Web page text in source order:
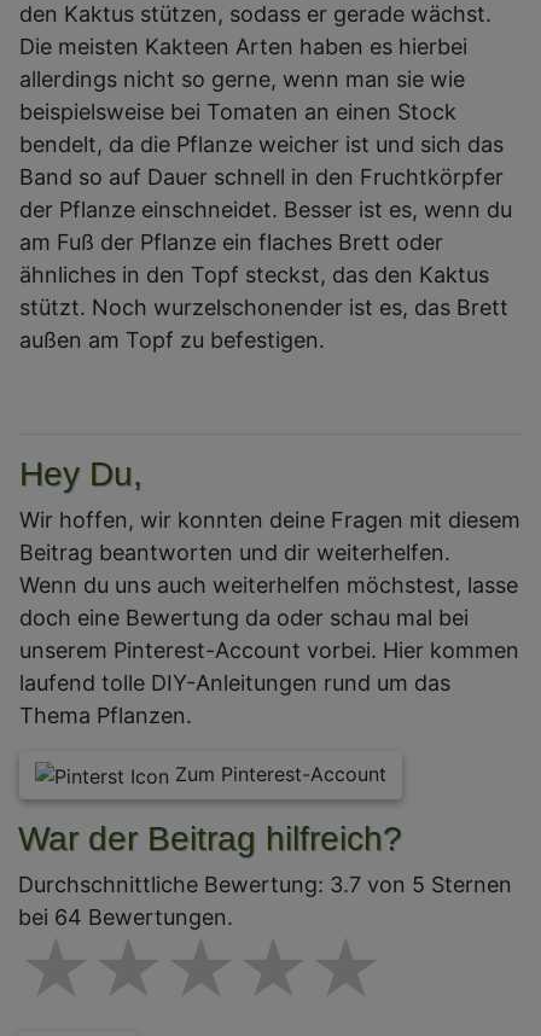
den Kaktus stützen, sodass er gerade wächst.
Die meisten Kakteen Arten haben es hierbei
allerdings nicht so gerne, wenn man sie wie
beispielsweise bei Tomaten an einen Stock
bendelt, da die Pflanze weicher ist und sich das
Band so auf Dauer schnell in den Fruchtkörpfer
der Pflanze einschneidet. Besser ist es, wenn du
am Fuß der Pflanze ein flaches Brett oder
ähnliches in den Topf steckst, das den Kaktus
stützt. Noch wurzelschonender ist es, das Brett
außen am Topf zu befestigen.
Hey Du,
Wir hoffen, wir konnten deine Fragen mit diesem
Beitrag beantworten und dir weiterhelfen.
Wenn du uns auch weiterhelfen möchstest, lasse
doch eine Bewertung da oder schau mal bei
unserem Pinterest-Account vorbei. Hier kommen
laufend tolle DIY-Anleitungen rund um das
Thema Pflanzen.
Zum Pinterest-Account
War der Beitrag hilfreich?
Durchschnittliche Bewertung: 3.7 von 5 Sternen
bei 64 Bewertungen.
4
3 stars
2 stars
1 star